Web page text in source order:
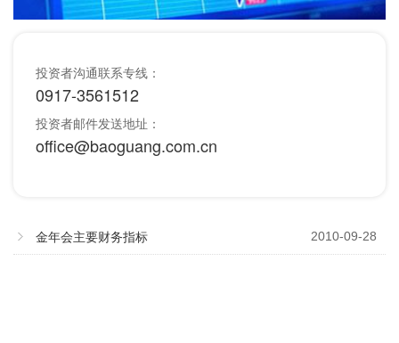
投资者沟通联系专线：
0917-3561512
投资者邮件发送地址：
office@baoguang.com.cn
2010-09-28
金年会主要财务指标